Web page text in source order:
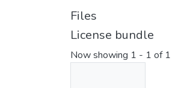
Files
License bundle
Now showing 1 - 1 of 1